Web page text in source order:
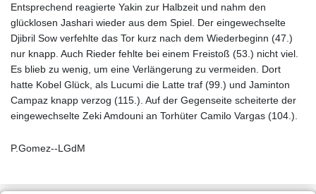
Entsprechend reagierte Yakin zur Halbzeit und nahm den
glücklosen Jashari wieder aus dem Spiel. Der eingewechselte
Djibril Sow verfehlte das Tor kurz nach dem Wiederbeginn (47.)
nur knapp. Auch Rieder fehlte bei einem Freistoß (53.) nicht viel.
Es blieb zu wenig, um eine Verlängerung zu vermeiden. Dort
hatte Kobel Glück, als Lucumi die Latte traf (99.) und Jaminton
Campaz knapp verzog (115.). Auf der Gegenseite scheiterte der
eingewechselte Zeki Amdouni an Torhüter Camilo Vargas (104.).
P.Gomez--LGdM